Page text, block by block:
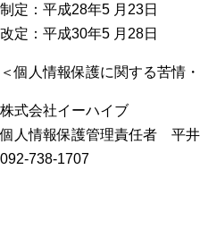
制定：平成28年5 月23日
改定：平成30年5 月28日
＜個人情報保護に関する苦情
株式会社イーハイブ
個人情報保護管理責任者 平
092-738-1707